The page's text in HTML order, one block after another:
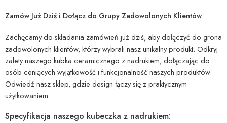
Zamów Już Dziś i Dołącz do Grupy Zadowolonych Klientów
Zachęcamy do składania zamówień już dziś, aby dołączyć do grona
zadowolonych klientów, którzy wybrali nasz unikalny produkt. Odkryj
zalety naszego kubka ceramicznego z nadrukiem, dołączając do
osób ceniących wyjątkowość i funkcjonalność naszych produktów.
Odwiedź nasz sklep, gdzie design łączy się z praktycznym
użytkowaniem.
Specyfikacja naszego kubeczka z nadrukiem: